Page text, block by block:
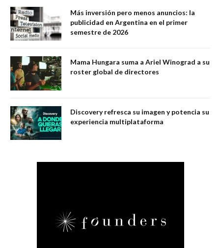
Más inversión pero menos anuncios: la
publicidad en Argentina en el primer
semestre de 2026
Mama Hungara suma a Ariel Winograd a su
roster global de directores
Discovery refresca su imagen y potencia su
experiencia multiplataforma